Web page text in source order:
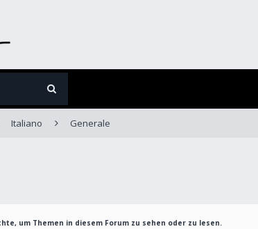
Italiano Generale
um Themen in diesem Forum zu sehen oder zu lesen.